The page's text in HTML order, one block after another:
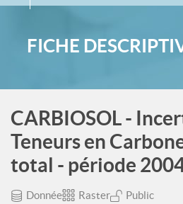
FICHE
CARBIOSOL -
Teneurs en
total - période
Donnée Raster Public